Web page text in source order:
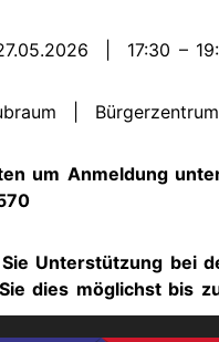
| 17:30 –
|
um Anmeldung
Unterstützung bei
dies möglichst bis